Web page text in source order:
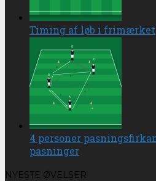
Timing af løb i frimærket
4 personer
pasninger
NYESTE ØVELSER